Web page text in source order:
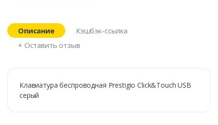
Описание
Кэшбэк-ссылка
+ Оставить отзыв
Клавиатура беспроводная Prestigio Click&Touch USB
серый